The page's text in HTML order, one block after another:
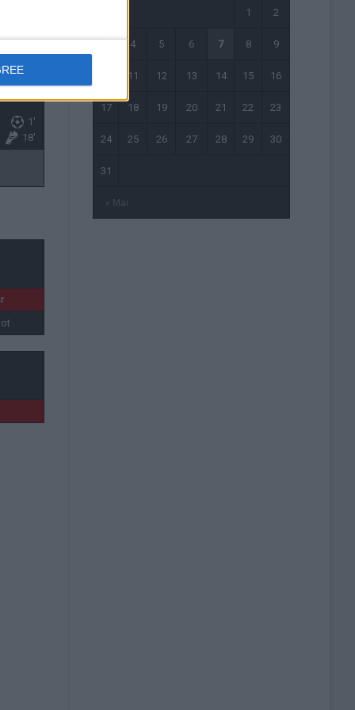
1'
18'
« Mai
1 2
3 4 5 6 7 8 9
11 12 13 14 15 16
17 18 19 20 21 22 23
24 25 26 27 28 29 30
31